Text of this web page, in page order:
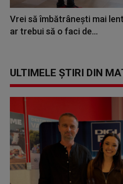
Vrei să îmbătrânești mai
ar trebui să o faci de...
ULTIMELE ȘTIRI DIN